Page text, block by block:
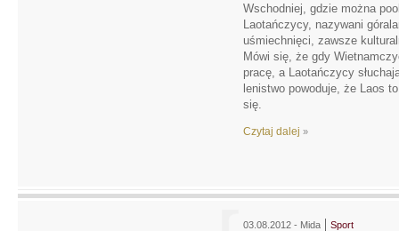
Wschodniej, gdzie można
Laotańczycy, nazywani
uśmiechnięci, zawsze
Mówi się, że gdy
pracę, a Laotańczycy
lenistwo powoduje, że Laos
się.
Czytaj dalej »
03.08.2012 - Mida Sport